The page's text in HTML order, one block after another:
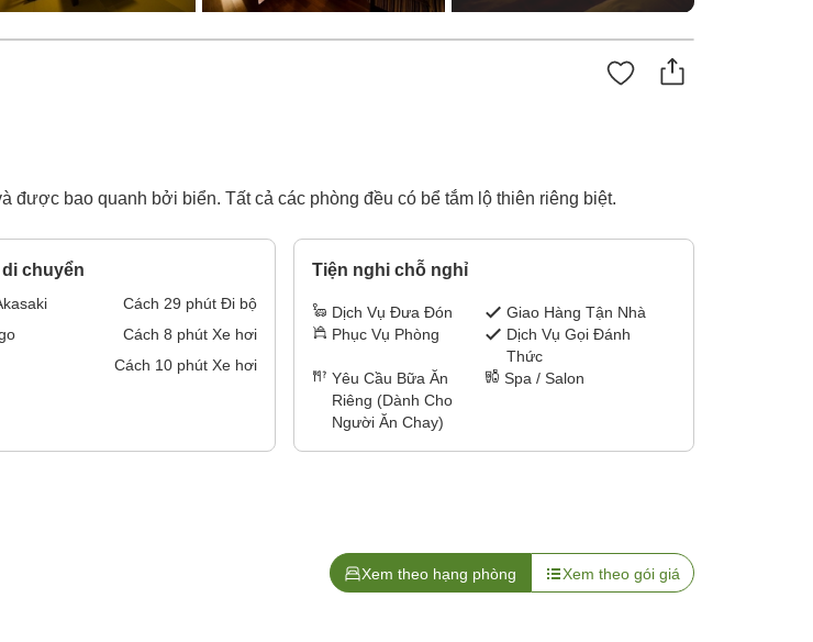
được bao quanh bởi biển. Tất cả các phòng đều có bể tắm lộ thiên riêng biệt.
chuyển
Cách 29 phút Đi bộ
Cách 8 phút Xe hơi
Cách 10phút Xe hơi
Tiện nghi chỗ nghỉ
Dịch Vụ Đưa Đón
Giao Hàng Tận Nhà
Phục Vụ Phòng
Dịch Vụ Gọi Đánh
Thức
Yêu Cầu Bữa Ăn
Riêng (Dành Cho
Người Ăn Chay)
Spa / Salon
Xem theo hạng phòng Xem theo gói giá